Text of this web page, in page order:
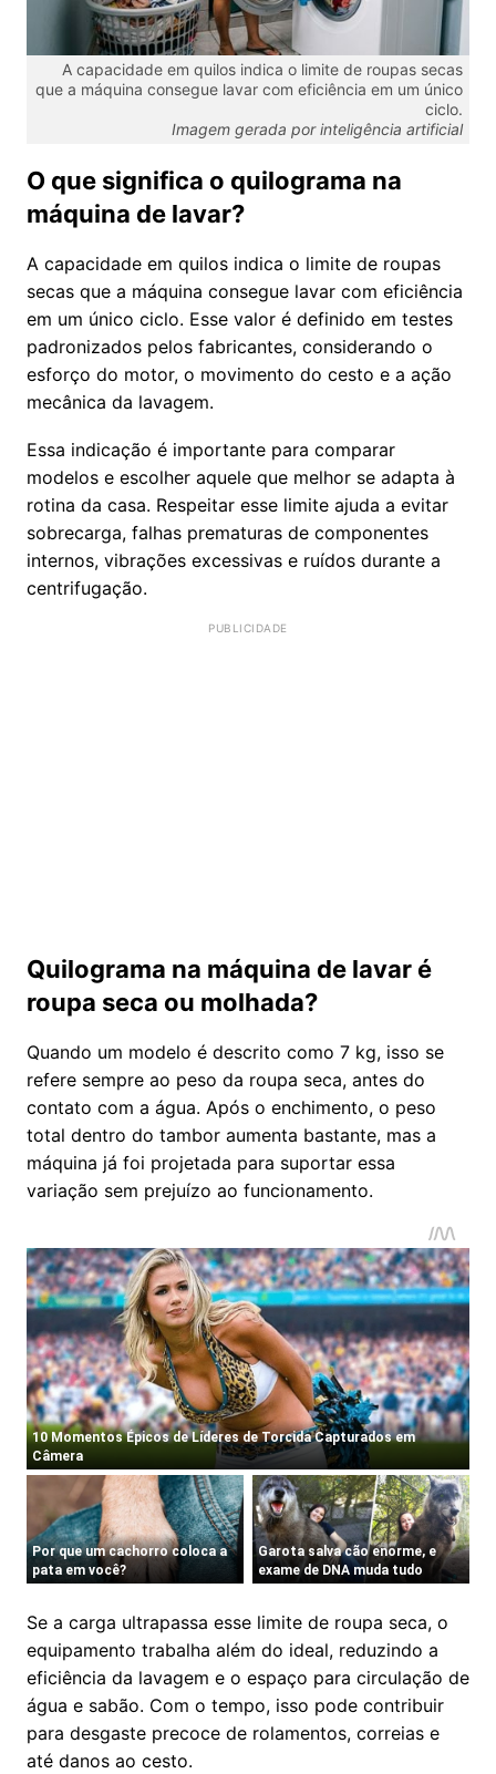
A capacidade em quilos indica o limite de roupas secas
que a máquina consegue lavar com eficiência em um único
ciclo.
Imagem gerada por inteligência artificial
O que significa o quilograma na
máquina de lavar?
A capacidade em quilos indica o limite de roupas
secas que a máquina consegue lavar com eficiência
em um único ciclo. Esse valor é definido em testes
padronizados pelos fabricantes, considerando o
esforço do motor, o movimento do cesto e a ação
mecânica da lavagem.
Essa indicação é importante para comparar
modelos e escolher aquele que melhor se adapta à
rotina da casa. Respeitar esse limite ajuda a evitar
sobrecarga, falhas prematuras de componentes
internos, vibrações excessivas e ruídos durante a
centrifugação.
Quilograma na máquina de lavar é
roupa seca ou molhada?
Quando um modelo é descrito como 7 kg, isso se
refere sempre ao peso da roupa seca, antes do
contato com a água. Após o enchimento, o peso
total dentro do tambor aumenta bastante, mas a
máquina já foi projetada para suportar essa
variação sem prejuízo ao funcionamento.
Se a carga ultrapassa esse limite de roupa seca, o
equipamento trabalha além do ideal, reduzindo a
eficiência da lavagem e o espaço para circulação de
água e sabão. Com o tempo, isso pode contribuir
para desgaste precoce de rolamentos, correias e
até danos ao cesto.